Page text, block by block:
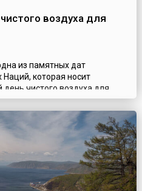
воздуха для
из памятных дат
которая носит
чистого воздуха для
Day of Clean Air for blue
впервые.Ни для кого не
окружающей среды уже
проблем современности.